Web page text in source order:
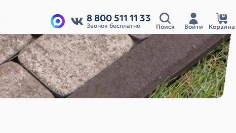
8 800 511 11 33
Звонок бесплатно Поиск Войти Корзина